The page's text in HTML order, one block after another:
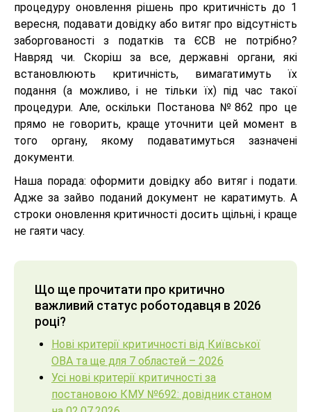
процедуру оновлення рішень про критичність до 1
вересня, подавати довідку або витяг про відсутність
заборгованості з податків та ЄСВ не потрібно?
Навряд чи. Скоріш за все, державні органи, які
встановлюють критичність, вимагатимуть їх
подання (а можливо, і не тільки їх) під час такої
процедури. Але, оскільки Постанова №862 про це
прямо не говорить, краще уточнити цей момент в
того органу, якому подаватимуться зазначені
документи.
Наша порада: оформити довідку або витяг і подати.
Адже за зайво поданий документ не каратимуть. А
строки оновлення критичності досить щільні, і краще
не гаяти часу.
Що ще прочитати про критично
важливий статус роботодавця в 2026
році?
Нові критерії критичності від Київської
ОВА та ще для 7 областей – 2026
Усі нові критерії критичності за
постановою КМУ №692: довідник станом